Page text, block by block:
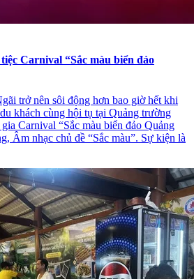
Carnival “Sắc màu biển đảo
trở nên sôi động hơn bao giờ hết khi
khách cùng hội tụ tại Quảng trường
Carnival “Sắc màu biển đảo Quảng
Âm nhạc chủ đề “Sắc màu”. Sự kiện là